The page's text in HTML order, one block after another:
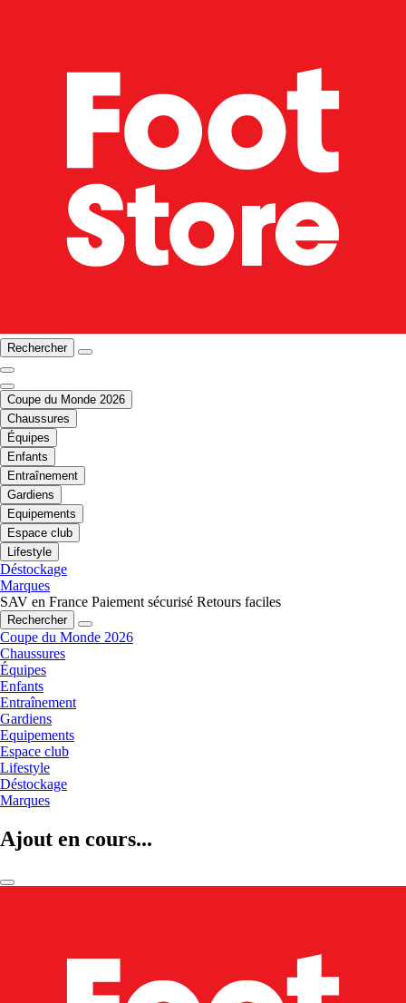
Rechercher
Coupe du Monde 2026
Chaussures
Équipes
Enfants
Entraînement
Gardiens
Equipements
Espace club
Lifestyle
Déstockage
Marques
SAV en France Paiement sécurisé Retours faciles
Rechercher
Coupe du Monde 2026
Chaussures
Équipes
Enfants
Entraînement
Gardiens
Equipements
Espace club
Lifestyle
Déstockage
Marques
Ajout en cours...